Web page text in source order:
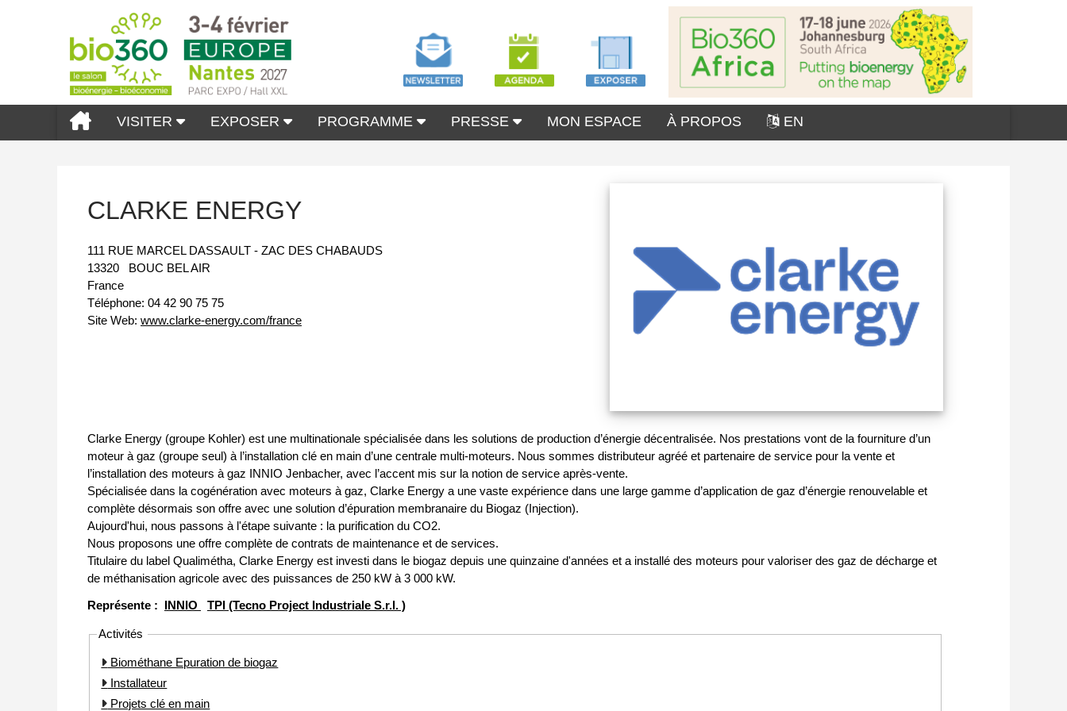
VISITER EXPOSER PROGRAMME PRESSE MON ESPACE À PROPOS EN
CLARKE ENERGY
111 RUE MARCEL DASSAULT - ZAC DES CHABAUDS
13320
BOUC BEL AIR
France
Téléphone: 04 42 90 75 75
Site Web: www.clarke-energy.com/france
Clarke Energy (groupe Kohler) est une multinationale spécialisée dans les solutions de production d’énergie décentralisée. Nos prestations vont de la fourniture d’un
moteur à gaz (groupe seul) à l’installation clé en main d’une centrale multi-moteurs. Nous sommes distributeur agréé et partenaire de service pour la vente et
l’installation des moteurs à gaz INNIO Jenbacher, avec l’accent mis sur la notion de service après-vente.
Spécialisée dans la cogénération avec moteurs à gaz, Clarke Energy a une vaste expérience dans une large gamme d’application de gaz d’énergie renouvelable et
complète désormais son offre avec une solution d’épuration membranaire du Biogaz (Injection).
Aujourd'hui, nous passons à l'étape suivante : la purification du CO2.
Nous proposons une offre complète de contrats de maintenance et de services.
Titulaire du label Qualimétha, Clarke Energy est investi dans le biogaz depuis une quinzaine d'années et a installé des moteurs pour valoriser des gaz de décharge et
de méthanisation agricole avec des puissances de 250 kW à 3 000 kW.
Représente : INNIO TPI (Tecno Project Industriale S.r.l. )
Activités
Biométhane Epuration de biogaz
Installateur
Projets clé en main